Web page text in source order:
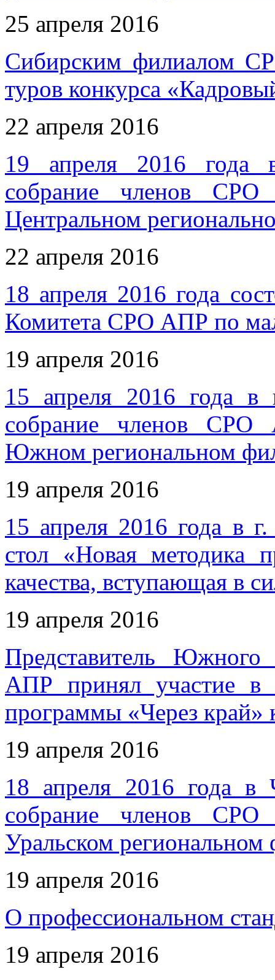
25 апреля 2016
Сибирским филиалом
туров конкурса
22 апреля 2016
19 апреля 2016 года
собрание членов СРО
Центральном
22 апреля 2016
18 апреля 2016 года
Комитета СРО АПР по
19 апреля 2016
15 апреля 2016 года
собрание членов
Южном региональном
19 апреля 2016
15 апреля 2016 года в
стол «Новая методика
качества, вступающая в
19 апреля 2016
Представитель
АПР принял участие в
программы «Через край»
19 апреля 2016
18 апреля 2016 года в
собрание членов СРО
Уральском региональном
19 апреля 2016
О профессиональном
19 апреля 2016